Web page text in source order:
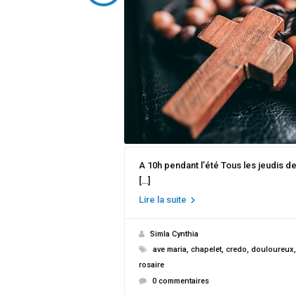
A 10h pendant l’été Tous les jeudis
[…]
Lire la suite
Simla Cynthia
ave maria, chapelet, credo, douloureux,
rosaire
0 commentaires